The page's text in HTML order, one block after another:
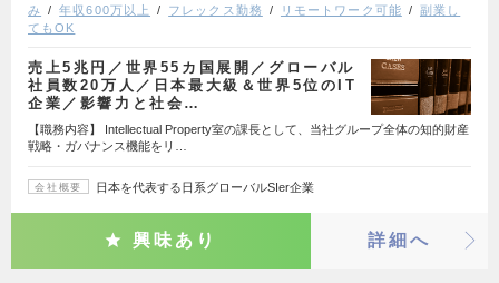
み
年収600万以上 フレックス勤務 リモートワーク可能
副業し
てもOK
売上5兆円／世界55カ国展開／グローバル
社員数20万人／日本最大級＆世界5位のIT
企業／影響力と社会…
【職務内容】 Intellectual Property室の課長として、当社グループ全体の知的財産
戦略・ガバナンス機能をリ…
会社概要 日本を代表する日系グローバルSIer企業
興味あり 詳細へ